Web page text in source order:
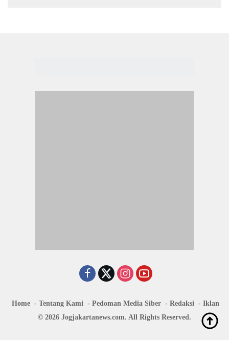
Home Tentang Kami Pedoman Media Siber Redaksi
Iklan
© 2026 Jogjakartanews.com. All Rights Reserved.